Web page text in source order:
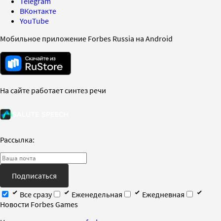
ВКонтакте
YouTube
Мобильное приложение Forbes Russia на Android
На сайте работает синтез речи
Рассылка:
Подписаться
Все сразу
Еженедельная
Ежедневная
Новости Forbes Games